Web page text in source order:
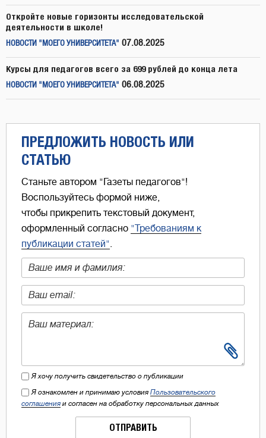
Откройте новые горизонты исследовательской
деятельности в школе!
НОВОСТИ "МОЕГО УНИВЕРСИТЕТА" 07.08.2025
Курсы для педагогов всего за 699 рублей до конца лета
НОВОСТИ "МОЕГО УНИВЕРСИТЕТА" 06.08.2025
ПРЕДЛОЖИТЬ НОВОСТЬ ИЛИ
СТАТЬЮ
Станьте автором "Газеты педагогов"!
Воспользуйтесь формой ниже,
чтобы прикрепить текстовый документ,
оформленный согласно "Требованиям к
публикации статей".
Я хочу получить свидетельство о публикации
Я ознакомлен и принимаю условия Пользовательского
соглашения и согласен на обработку персональных данных
ОТПРАВИТЬ